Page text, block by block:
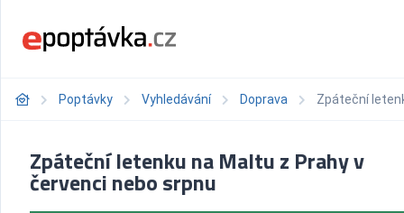
Poptávky Vyhledávání Doprava Zpáteční
Zpáteční letenku na Maltu z Prahy v
červenci nebo srpnu